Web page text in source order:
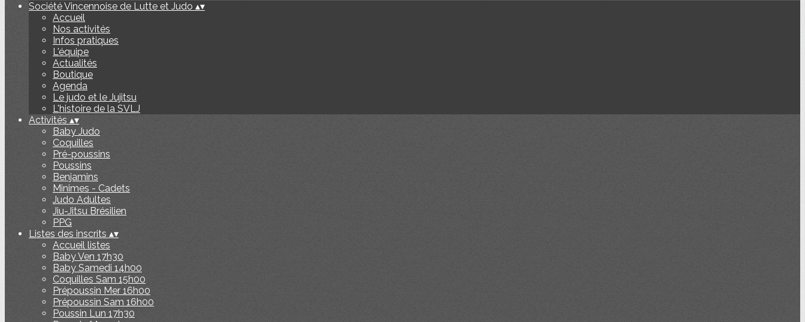
Société Vincennoise de Lutte et Judo ▴▾
Accueil
Nos activités
Infos pratiques
L'équipe
Actualités
Boutique
Agenda
Le judo et le Jujitsu
L'histoire de la SVLJ
Activités ▴▾
Baby Judo
Coquilles
Pré-poussins
Poussins
Benjamins
Minimes - Cadets
Judo Adultes
Jiu-Jitsu Brésilien
PPG
Listes des inscrits ▴▾
Accueil listes
Baby Ven 17h30
Baby Samedi 14h00
Coquilles Sam 15h00
Prépoussin Mer 16h00
Prépoussin Sam 16h00
Poussin Lun 17h30